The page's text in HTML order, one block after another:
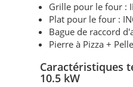
Grille pour le four :
Plat pour le four :
Bague de raccord
Pierre à Pizza +
Caractéristiques
10.5 kW